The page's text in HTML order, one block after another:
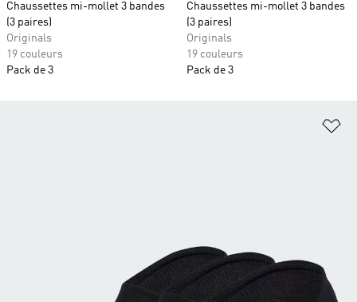
Chaussettes mi-mollet 3 bandes
(3 paires)
Originals
19 couleurs
Pack de 3
Chaussettes mi-mollet 3 bandes
(3 paires)
Originals
19 couleurs
Pack de 3